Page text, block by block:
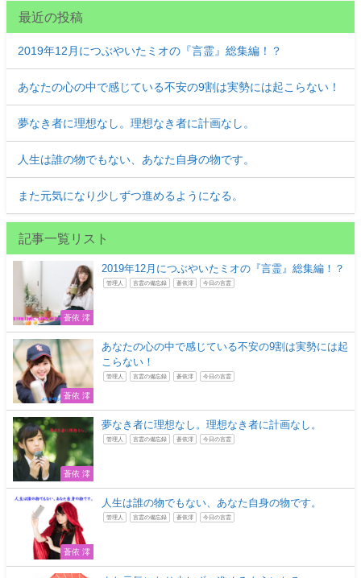
最近の投稿
2019年12月につぶやいたミオの『言霊』総集編！？
あなたの心の中で感じている不安の9割は実勢には起こらない！
夢なき者に理想なし。理想なき者に計画なし。
人生は誰の物でもない、あなた自身の物です。
また元気になり少しずつ進めるようになる。
記事一覧リスト
蒼依 澪
2019年12月につぶやいたミオの『言霊』総集編！？
管理人 言霊の備忘録 蒼依澪 今日の言霊
蒼依 澪
あなたの心の中で感じている不安の9割は実勢には起
こらない！
管理人 言霊の備忘録 蒼依澪 今日の言霊
蒼依 澪
夢なき者に理想なし。理想なき者に計画なし。
管理人 言霊の備忘録 蒼依澪 今日の言霊
蒼依 澪
人生は誰の物でもない、あなた自身の物です。
管理人 言霊の備忘録 蒼依澪 今日の言霊